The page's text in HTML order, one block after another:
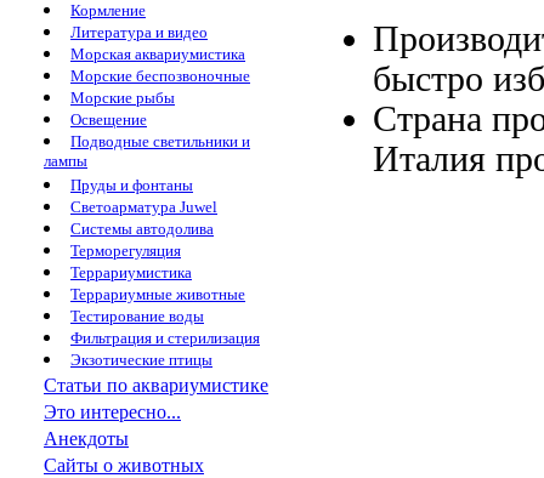
Кормление
Литература и видео
Морская аквариумистика
Морские беспозвоночные
Морские рыбы
Освещение
Подводные светильники и
лампы
Пруды и фонтаны
Светоарматура Juwel
Системы автодолива
Терморегуляция
Террариумистика
Террариумные животные
Тестирование воды
Фильтрация и стерилизация
Экзотические птицы
Статьи по аквариумистике
Это интересно...
Анекдоты
Сайты о животных
быстро
Страна
Италия